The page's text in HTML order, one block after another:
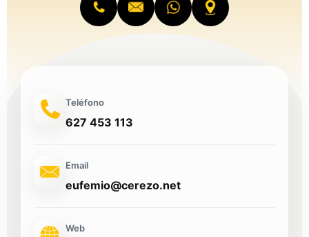
Teléfono
627 453 113
Email
eufemio@cerezo.net
Web